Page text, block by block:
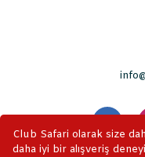
Club Safari olarak size
daha iyi bir alışveriş